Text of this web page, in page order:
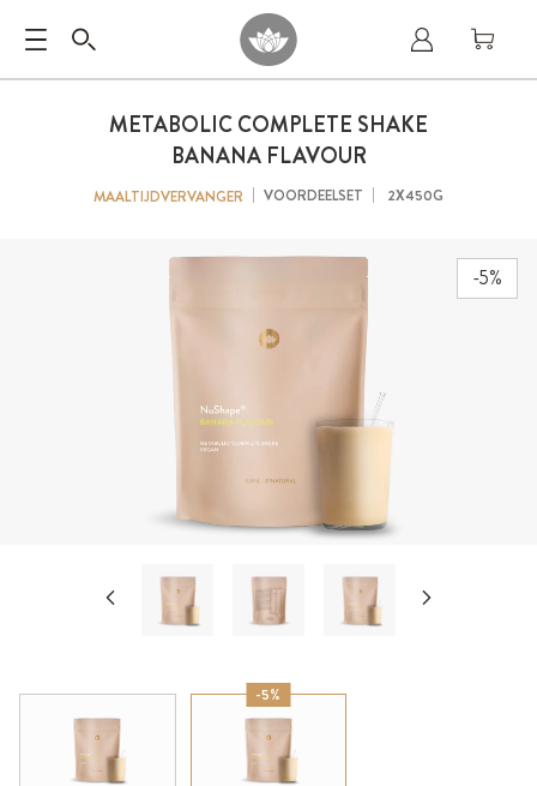
-5%
METABOLIC COMPLETE SHAKE
BANANA FLAVOUR
MAALTIJDVERVANGER VOORDEELSET 2X450G
-5%